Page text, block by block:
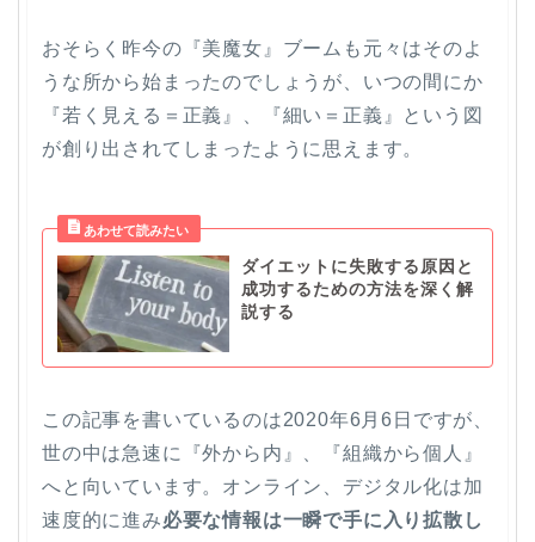
おそらく昨今の『美魔女』ブームも元々はそのよ
うな所から始まったのでしょうが、いつの間にか
『若く見える＝正義』、『細い＝正義』という図
が創り出されてしまったように思えます。
ダイエットに失敗する原因と
成功するための方法を深く解
説する
この記事を書いているのは2020年6月6日ですが、
世の中は急速に『外から内』、『組織から個人』
へと向いています。オンライン、デジタル化は加
速度的に進み必要な情報は一瞬で手に入り拡散し